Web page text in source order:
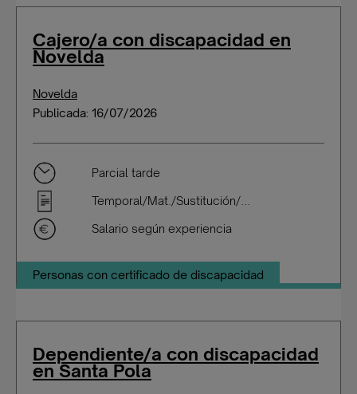
Cajero/a con discapacidad en
Novelda
Novelda
Publicada: 16/07/2026
Parcial tarde
Temporal/Mat./Sustitución/...
Salario según experiencia
Personas con certificado de discapacidad
Dependiente/a con discapacidad
en Santa Pola